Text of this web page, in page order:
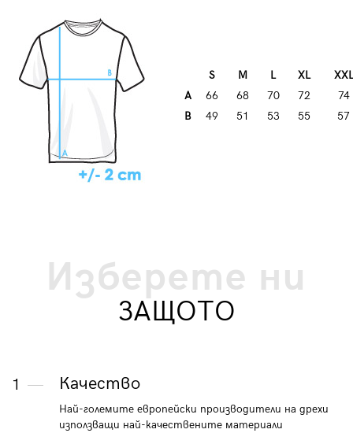
S M L XL
XXL
A
66 68 70 72
74
B
49 51 53 55 57
Изберете ни
ЗАЩОТО
1 Качество
Най-големите европейски производители на дрехи
използващи най-качествените материали